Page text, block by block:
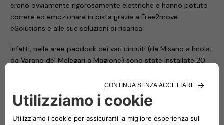
erano ovviamente rigorosamente elettriche e hanno potuto
correre ed emozionare in pista grazie a Free2move
eSolutions e alle sue soluzioni di ricarica.
Infatti, nelle aree paddock dei vari circuiti (da Misano a Imola,
da Varano de’ Melegari a Magione) sono state installate 20
easyWallbox è la soluzione ideale per ricaricare facilmente,
anche a casa, i veicoli elettrici o ibridi plug-in: è sufficiente